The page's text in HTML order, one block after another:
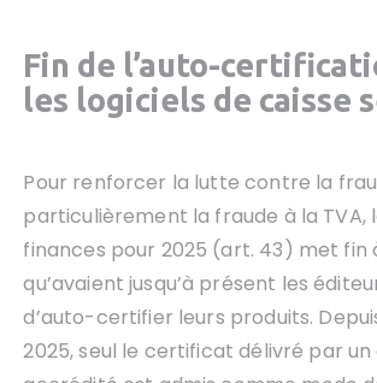
Fin de l’auto-
les logiciels de caisse
Pour renforcer la lutte contre la
particulièrement la fraude à la TVA,
finances pour 2025 (art. 43) met fin
qu’avaient jusqu’à présent les
d’auto-certifier leurs produits.
2025, seul le certificat délivré par